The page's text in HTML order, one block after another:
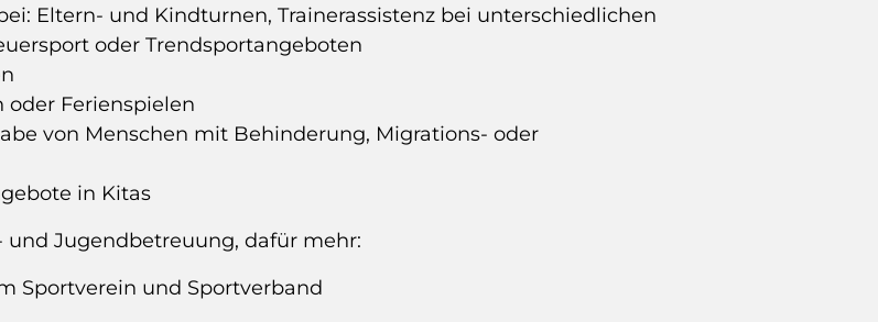
Eltern- und Kindturnen, Trainerassistenz bei unterschiedlichen
oder Trendsportangeboten
oder Ferienspielen
von Menschen mit Behinderung, Migrations- oder
in Kitas
Jugendbetreuung, dafür mehr:
Sportverein und Sportverband